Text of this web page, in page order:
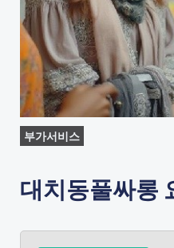
부가서비스
대치동풀싸롱